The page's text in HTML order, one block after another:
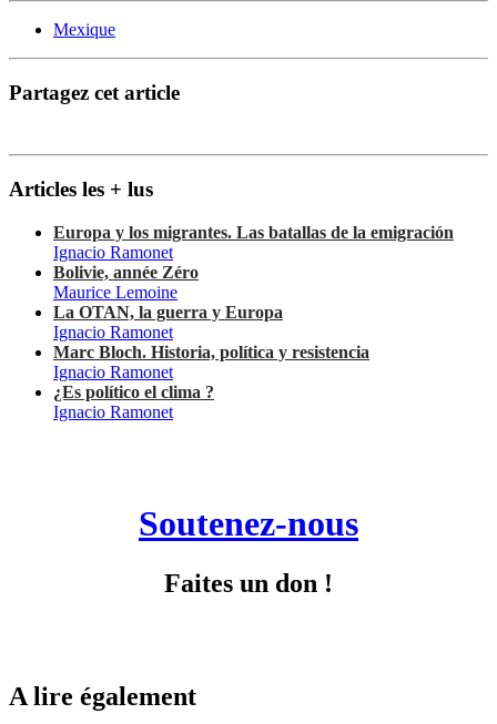
Mexique
Partagez cet article
Articles les + lus
Europa y los migrantes. Las batallas de la emigración
Ignacio Ramonet
Bolivie, année Zéro
Maurice Lemoine
La OTAN, la guerra y Europa
Ignacio Ramonet
Marc Bloch. Historia, política y resistencia
Ignacio Ramonet
¿Es político el clima ?
Ignacio Ramonet
Soutenez-nous
Faites un don !
A lire également